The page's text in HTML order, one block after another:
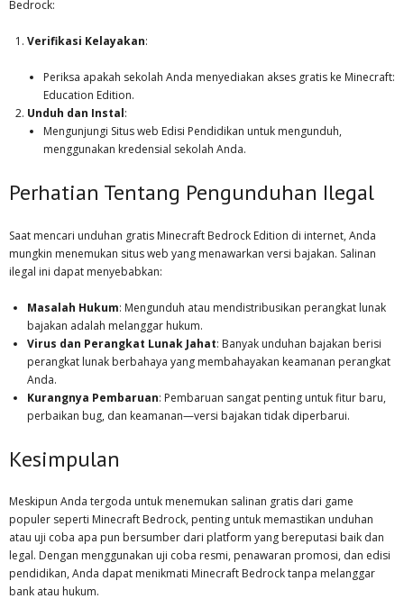
Bedrock:
Verifikasi Kelayakan:
Periksa apakah sekolah Anda menyediakan akses gratis ke Minecraft:
Education Edition.
Unduh dan Instal:
Mengunjungi Situs web Edisi Pendidikan untuk mengunduh,
menggunakan kredensial sekolah Anda.
Perhatian Tentang Pengunduhan Ilegal
Saat mencari unduhan gratis Minecraft Bedrock Edition di internet, Anda
mungkin menemukan situs web yang menawarkan versi bajakan. Salinan
ilegal ini dapat menyebabkan:
Masalah Hukum: Mengunduh atau mendistribusikan perangkat lunak
bajakan adalah melanggar hukum.
Virus dan Perangkat Lunak Jahat: Banyak unduhan bajakan berisi
perangkat lunak berbahaya yang membahayakan keamanan perangkat
Anda.
Kurangnya Pembaruan: Pembaruan sangat penting untuk fitur baru,
perbaikan bug, dan keamanan—versi bajakan tidak diperbarui.
Kesimpulan
Meskipun Anda tergoda untuk menemukan salinan gratis dari game
populer seperti Minecraft Bedrock, penting untuk memastikan unduhan
atau uji coba apa pun bersumber dari platform yang bereputasi baik dan
legal. Dengan menggunakan uji coba resmi, penawaran promosi, dan edisi
pendidikan, Anda dapat menikmati Minecraft Bedrock tanpa melanggar
bank atau hukum.